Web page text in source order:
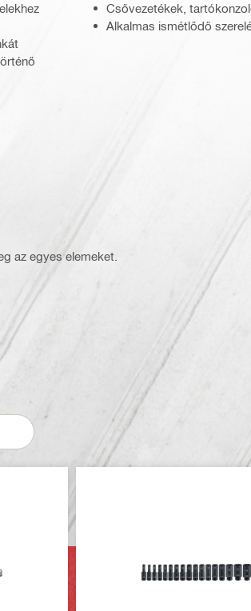
(3449718)
Csővezetékek,
Alkalmas ismétlődő
az egyes elemeket.